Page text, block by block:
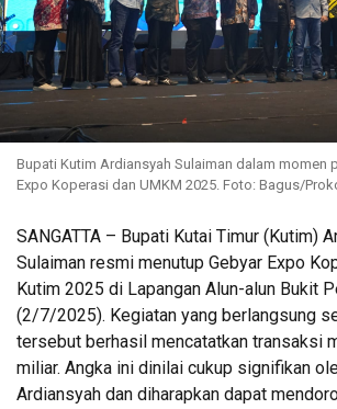
Bupati Kutim Ardiansyah Sulaiman dalam momen
Expo Koperasi dan UMKM 2025. Foto: Bagus/
SANGATTA – Bupati Kutai Timur (Kutim)
Sulaiman resmi menutup Gebyar Expo
Kutim 2025 di Lapangan Alun-alun Bukit
(2/7/2025). Kegiatan yang berlangsung
tersebut berhasil mencatatkan transaksi
miliar. Angka ini dinilai cukup signifikan
Ardiansyah dan diharapkan dapat